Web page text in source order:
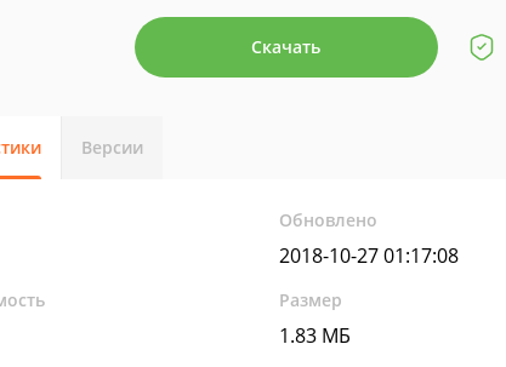
Скачать
Версии
Обновлено
2018-10-27 01:17:08
Размер
1.83 МБ